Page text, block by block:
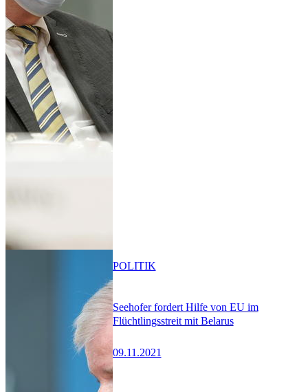
Seehofer fordert Hilfe von EU im
Flüchtlingsstreit mit Belarus
09.11.2021
POLITIK